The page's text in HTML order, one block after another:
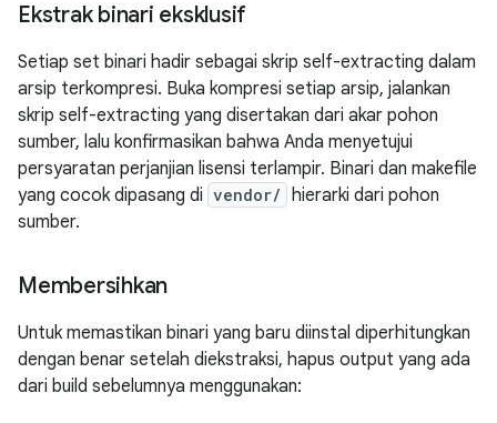
Ekstrak binari eksklusif
Setiap set binari hadir sebagai skrip self-extracting dalam
arsip terkompresi. Buka kompresi setiap arsip, jalankan
skrip self-extracting yang disertakan dari akar pohon
sumber, lalu konfirmasikan bahwa Anda menyetujui
persyaratan perjanjian lisensi terlampir. Binari dan makefile
yang cocok dipasang di vendor/ hierarki dari pohon
sumber.
Membersihkan
Untuk memastikan binari yang baru diinstal diperhitungkan
dengan benar setelah diekstraksi, hapus output yang ada
dari build sebelumnya menggunakan: